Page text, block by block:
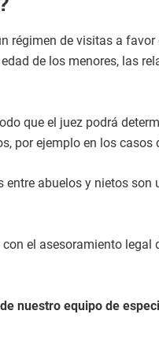
de visitas a favor
de los menores, las
que el juez podrá
por ejemplo en los casos
abuelos y nietos
el asesoramiento legal
nuestro equipo de